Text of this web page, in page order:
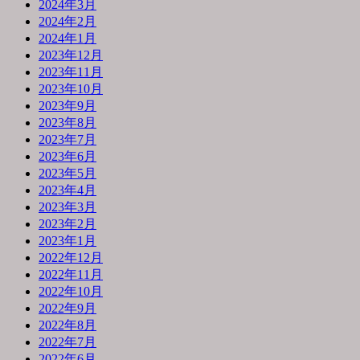
2024年3月
2024年2月
2024年1月
2023年12月
2023年11月
2023年10月
2023年9月
2023年8月
2023年7月
2023年6月
2023年5月
2023年4月
2023年3月
2023年2月
2023年1月
2022年12月
2022年11月
2022年10月
2022年9月
2022年8月
2022年7月